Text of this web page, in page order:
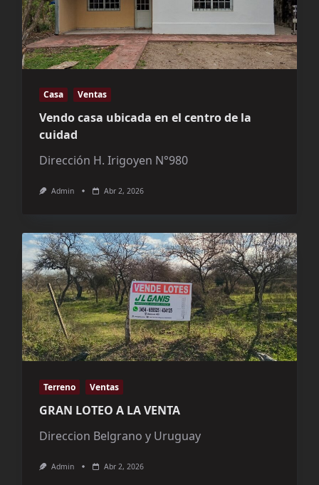
Casa Ventas
Vendo casa ubicada en el centro de la
cuidad
Dirección H. Irigoyen N°980
Admin Abr 2, 2026
Terreno Ventas
GRAN LOTEO A LA VENTA
Direccion Belgrano y Uruguay
Admin Abr 2, 2026